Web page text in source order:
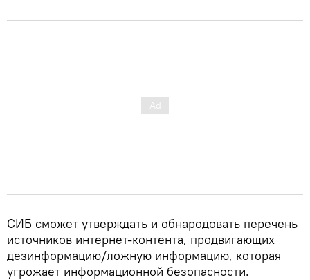
СИБ сможет утверждать и обнародовать перечень
источников интернет-контента, продвигающих
дезинформацию/ложную информацию, которая
угрожает информационной безопасности.